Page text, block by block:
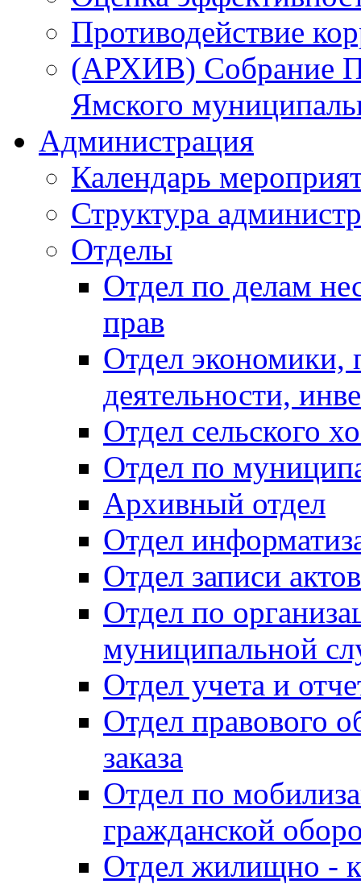
Противодействие
(АРХИВ) Собрание
Ямского
Администрация
Календарь
Структура
Отделы
Отдел по делам
прав
Отдел экономики,
деятельности,
Отдел сельского
Отдел по
Архивный отдел
Отдел
Отдел записи
Отдел по
муниципальной
Отдел учета и
Отдел правового
заказа
Отдел по
гражданской
Отдел жилищно -